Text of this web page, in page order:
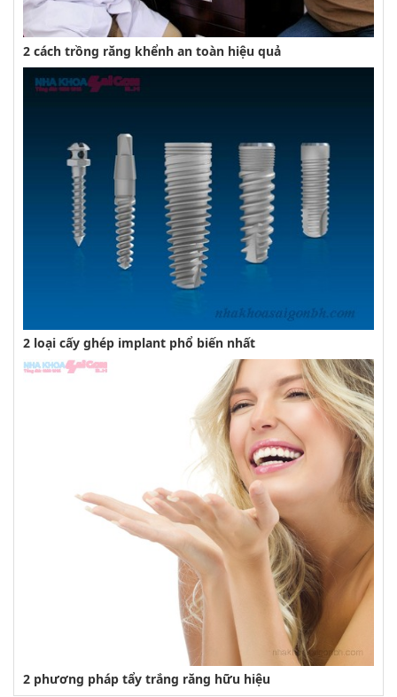
2 cách trồng răng khểnh an toàn hiệu quả
2 loại cấy ghép implant phổ biến nhất
2 phương pháp tẩy trắng răng hữu hiệu